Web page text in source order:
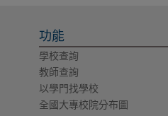
功能
學校查詢
教師查詢
以學門找學校
全國大專校院分布圖